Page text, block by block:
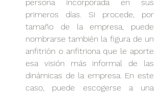
persona incorporada en sus
primeros días. Si procede, por
tamaño de la empresa, puede
nombrarse también la figura de un
anfitrión o anfitriona que le aporte
esa visión más informal de las
dinámicas de la empresa. En este
caso, puede escogerse a una